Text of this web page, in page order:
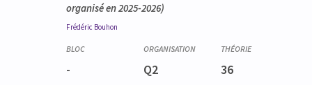
organisé en 2025-2026)
Frédéric Bouhon
- Q2 36